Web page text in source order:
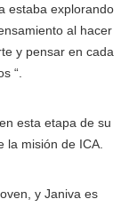
estaba explorando
al hacer
y pensar en cada
“.
esta etapa de su
misión de ICA.
y Janiva es